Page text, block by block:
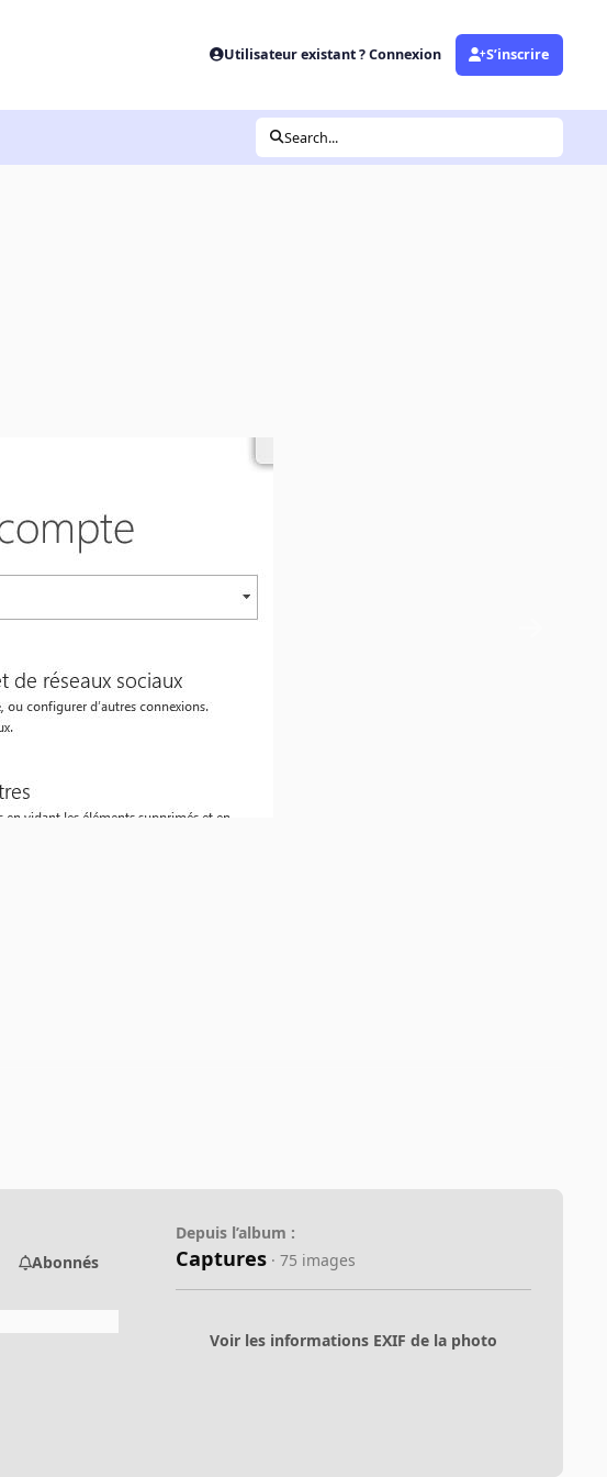
Utilisateur existant ? Connexion S’inscrire
Search...
Abonnés
Depuis l’album :
Captures · 75 images
Voir les informations EXIF de la photo